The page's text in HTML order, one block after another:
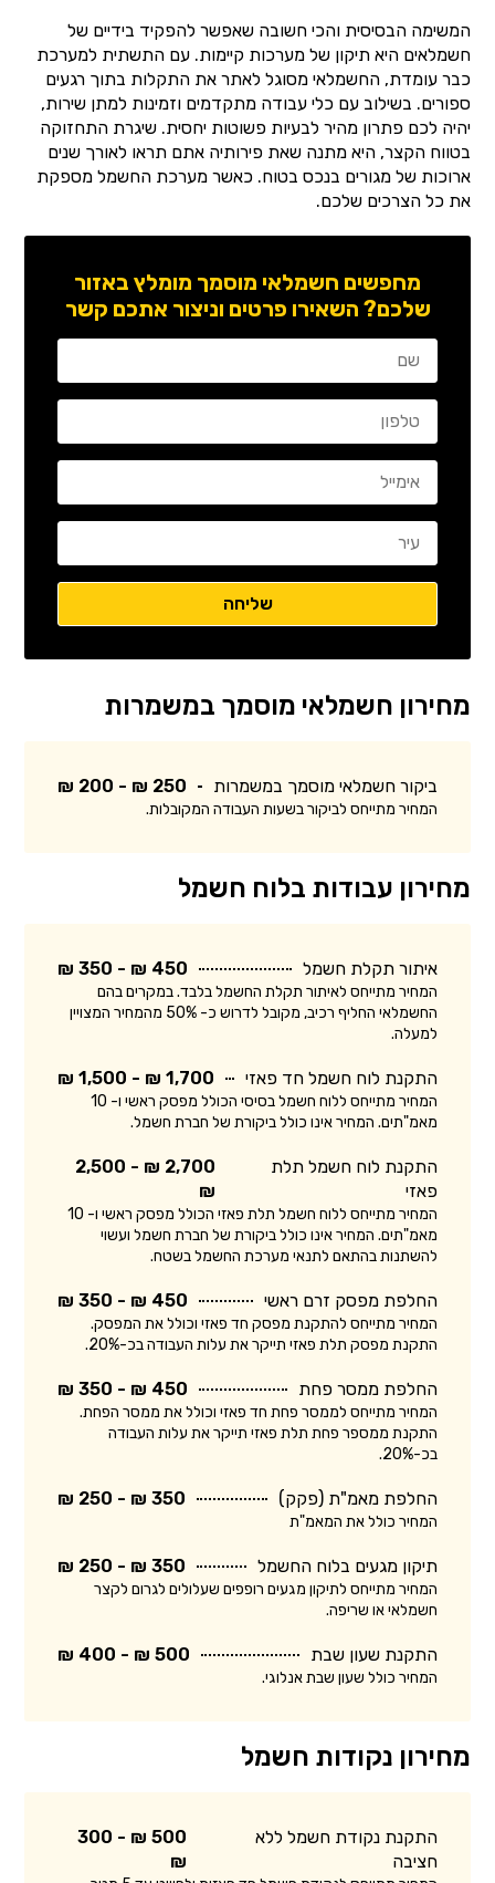
המשימה הבסיסית והכי חשובה שאפשר להפקיד בידיים של
חשמלאים היא תיקון של מערכות קיימות. עם התשתית למערכת
כבר עומדת, החשמלאי מסוגל לאתר את התקלות בתוך רגעים
ספורים. בשילוב עם כלי עבודה מתקדמים וזמינות למתן שירות,
יהיה לכם פתרון מהיר לבעיות פשוטות יחסית. שיגרת התחזוקה
בטווח הקצר, היא מתנה שאת פירותיה אתם תראו לאורך שנים
ארוכות של מגורים בנכס בטוח. כאשר מערכת החשמל מספקת
את כל הצרכים שלכם.
מחפשים חשמלאי מוסמך מומלץ באזור
שלכם? השאירו פרטים וניצור אתכם קשר
מחירון חשמלאי מוסמך במשמרות
ביקור חשמלאי מוסמך במשמרות 250 ₪ - 200 ₪
המחיר מתייחס לביקור בשעות העבודה המקובלות.
מחירון עבודות בלוח חשמל
איתור תקלת חשמל 450 ₪ - 350 ₪
המחיר מתייחס לאיתור תקלת החשמל בלבד. במקרים בהם
החשמלאי החליף רכיב, מקובל לדרוש כ- 50% מהמחיר המצויין
למעלה.
התקנת לוח חשמל חד פאזי 1,700 ₪ - 1,500 ₪
המחיר מתייחס ללוח חשמל בסיסי הכולל מפסק ראשי ו- 10
מאמ"תים. המחיר אינו כולל ביקורת של חברת חשמל.
התקנת לוח חשמל תלת
פאזי
2,700 ₪ - 2,500
₪
המחיר מתייחס ללוח חשמל תלת פאזי הכולל מפסק ראשי ו- 10
מאמ"תים. המחיר אינו כולל ביקורת של חברת חשמל ועשוי
להשתנות בהתאם לתנאי מערכת החשמל בשטח.
החלפת מפסק זרם ראשי 450 ₪ - 350 ₪
המחיר מתייחס להתקנת מפסק חד פאזי וכולל את המפסק.
התקנת מפסק תלת פאזי תייקר את עלות העבודה בכ-20%.
החלפת ממסר פחת 450 ₪ - 350 ₪
המחיר מתייחס לממסר פחת חד פאזי וכולל את ממסר הפחת.
התקנת ממספר פחת תלת פאזי תייקר את עלות העבודה
בכ-20%.
החלפת מאמ"ת (פקק) 350 ₪ - 250 ₪
המחיר כולל את המאמ"ת
תיקון מגעים בלוח החשמל 350 ₪ - 250 ₪
המחיר מתייחס לתיקון מגעים רופפים שעלולים לגרום לקצר
חשמלאי או שריפה.
התקנת שעון שבת 500 ₪ - 400 ₪
המחיר כולל שעון שבת אנלוגי.
מחירון נקודות חשמל
התקנת נקודת חשמל ללא
חציבה
500 ₪ - 300
₪